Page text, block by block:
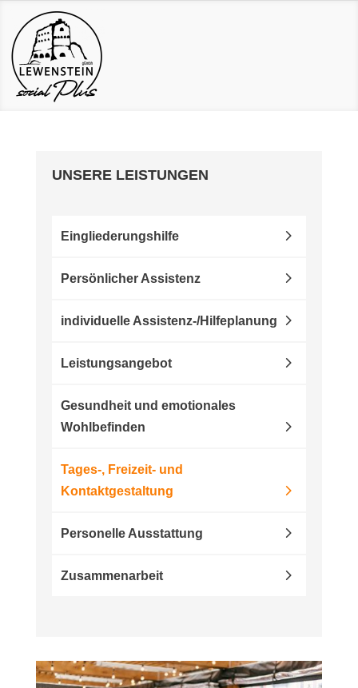
UNSERE LEISTUNGEN
Eingliederungshilfe
Persönlicher Assistenz
individuelle Assistenz-/Hilfeplanung
Leistungsangebot
Gesundheit und emotionales
Wohlbefinden
Tages-, Freizeit- und
Kontaktgestaltung
Personelle Ausstattung
Zusammenarbeit